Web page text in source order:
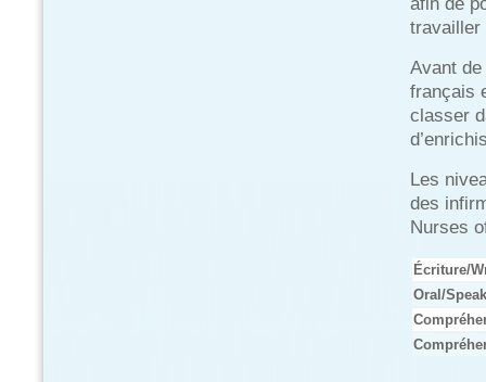
travailler
Avant
français
classer
Les
des
Nurses
Écriture/
Oral/